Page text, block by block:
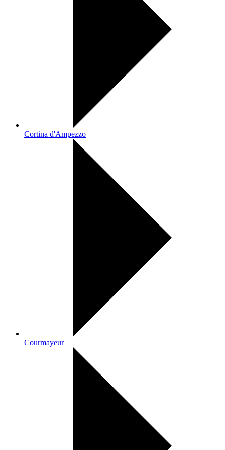
Cortina d'Ampezzo
Courmayeur